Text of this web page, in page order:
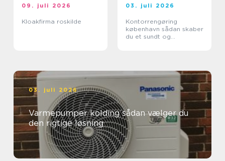
09. juli 2026
Kloakfirma roskilde
03. juli 2026
Kontorrengøring
københavn sådan skaber
du et sundt og
03. juli 2026
Varmepumper kolding sådan vælger du
den rigtige løsning